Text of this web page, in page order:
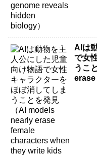
AIは
で女
うこ